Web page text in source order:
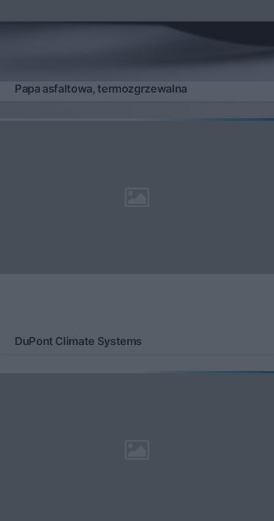
Papa asfaltowa, termozgrzewalna
DuPont Climate Systems